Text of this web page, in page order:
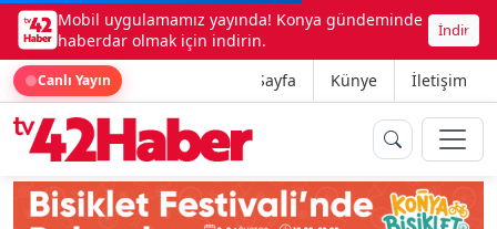
Mobil uygulamamız yayında! Konya gündeminde
haberdar olmak için indirin.
İndir
Canlı Yayın Ana Sayfa Künye İletişim